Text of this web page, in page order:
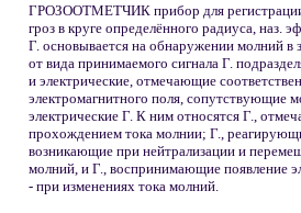
ГРОЗООТМЕТЧИК прибор для
гроз в круге определённого радиуса, наз.
Г. основывается на обнаружении молний в
от вида принимаемого сигнала Г.
и электрические, отмечающие
электромагнитного поля, сопутствующие
электрические Г. К ним относятся Г.,
прохождением тока молнии; Г.,
возникающие при нейтрализации и
молний, и Г., воспринимающие появление
- при изменениях тока молний.